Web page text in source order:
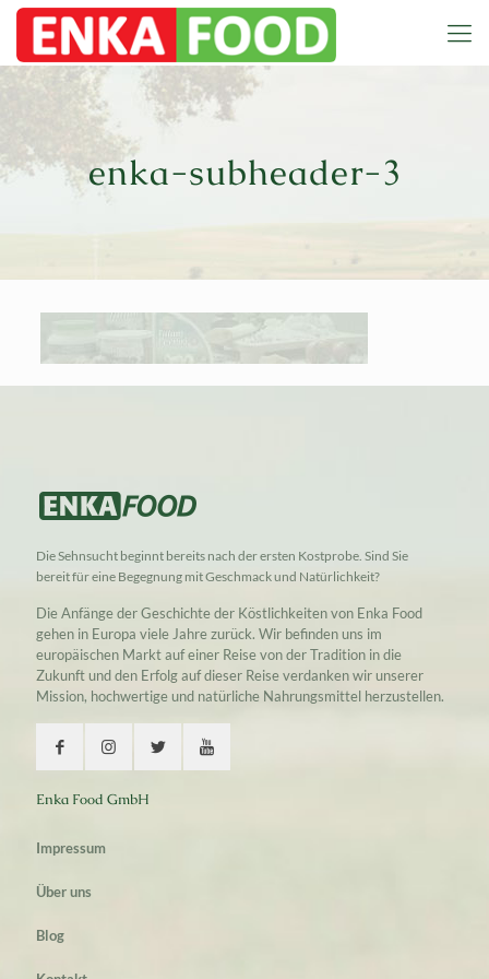
enka-subheader-3
Die Sehnsucht beginnt bereits nach der ersten Kostprobe. Sind Sie
bereit für eine Begegnung mit Geschmack und Natürlichkeit?
Die Anfänge der Geschichte der Köstlichkeiten von Enka Food
gehen in Europa viele Jahre zurück. Wir befinden uns im
europäischen Markt auf einer Reise von der Tradition in die
Zukunft und den Erfolg auf dieser Reise verdanken wir unserer
Mission, hochwertige und natürliche Nahrungsmittel herzustellen.
Enka Food GmbH
Impressum
Über uns
Blog